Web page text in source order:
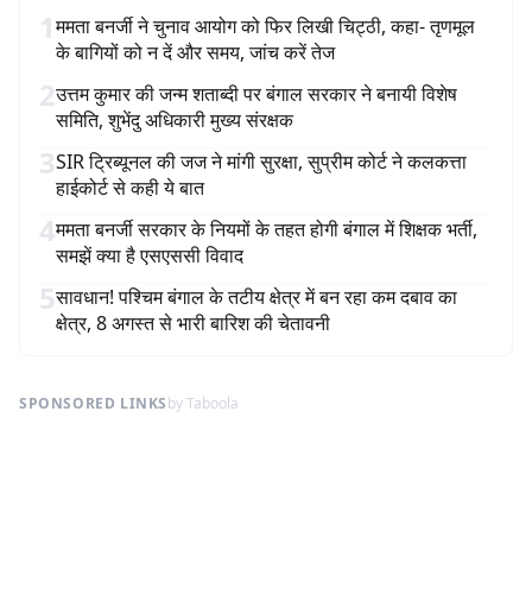
1ममता बनर्जी ने चुनाव आयोग को फिर लिखी चिट्ठी, कहा- तृणमूल
के बागियों को न दें और समय, जांच करें तेज
2उत्तम कुमार की जन्म शताब्दी पर बंगाल सरकार ने बनायी विशेष
समिति, शुभेंदु अधिकारी मुख्य संरक्षक
3SIR ट्रिब्यूनल की जज ने मांगी सुरक्षा, सुप्रीम कोर्ट ने कलकत्ता
हाईकोर्ट से कही ये बात
4ममता बनर्जी सरकार के नियमों के तहत होगी बंगाल में शिक्षक भर्ती,
समझें क्या है एसएससी विवाद
5सावधान! पश्चिम बंगाल के तटीय क्षेत्र में बन रहा कम दबाव का
क्षेत्र, 8 अगस्त से भारी बारिश की चेतावनी
SPONSORED LINKSby Taboola